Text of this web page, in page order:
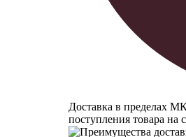
Доставка в пределах
поступления товара на